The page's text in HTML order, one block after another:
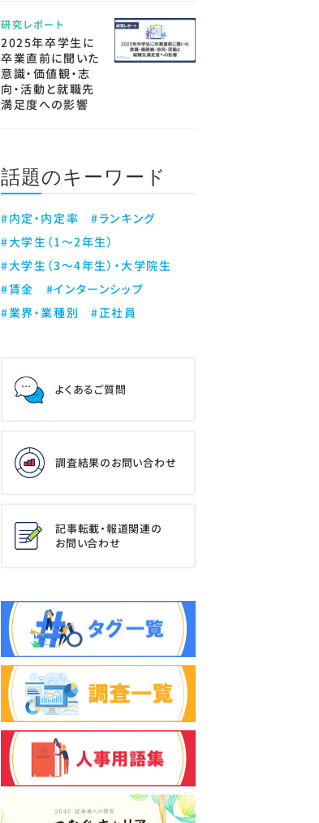
研究レポート
2025年卒学生に
卒業直前に聞いた
意識・価値観・志
向・活動と就職先
満足度への影響
話題のキーワード
#内定・内定率
#ランキング
#大学生（1～2年生）
#大学生（3～4年生）・大学院生
#賃金
#インターンシップ
#業界・業種別
#正社員
よくあるご質問
調査結果のお問い合わせ
記事転載・報道関連の
お問い合わせ